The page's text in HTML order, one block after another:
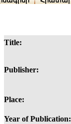
Title:
Publisher:
Place:
Year of Publication: